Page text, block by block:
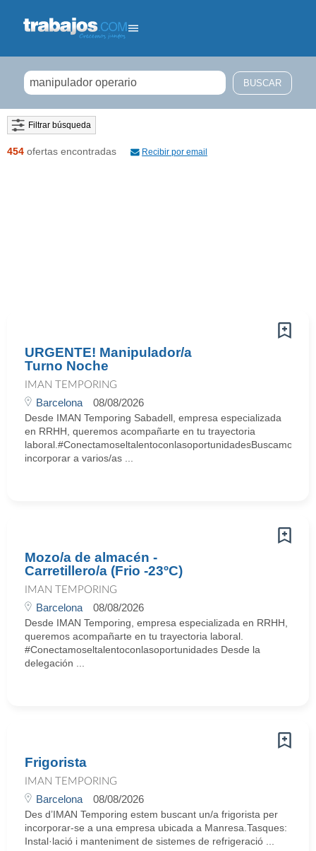
Filtrar búsqueda
454 ofertas encontradas Recibir por email
URGENTE! Manipulador/a
Turno Noche
IMAN TEMPORING
Barcelona 08/08/2026
Desde IMAN Temporing Sabadell, empresa especializada
en RRHH, queremos acompañarte en tu trayectoria
laboral.#ConectamoseltalentoconlasoportunidadesBuscamos
incorporar a varios/as ...
Mozo/a de almacén -
Carretillero/a (Frio -23ºC)
IMAN TEMPORING
Barcelona 08/08/2026
Desde IMAN Temporing, empresa especializada en RRHH,
queremos acompañarte en tu trayectoria laboral.
#Conectamoseltalentoconlasoportunidades Desde la
delegación ...
Frigorista
IMAN TEMPORING
Barcelona 08/08/2026
Des d’IMAN Temporing estem buscant un/a frigorista per
incorporar-se a una empresa ubicada a Manresa.Tasques:
Instal·lació i manteniment de sistemes de refrigeració ...